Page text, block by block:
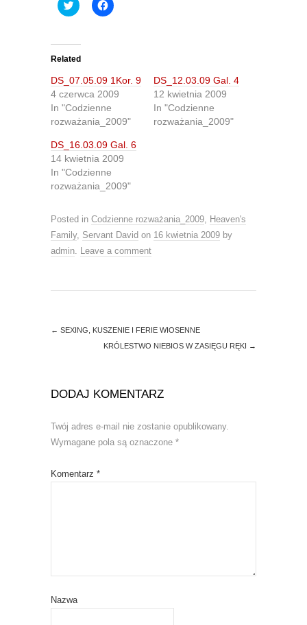
C
l
t
o
s
h
a
r
e
o
n
T
i
t
t
e
r
(
e
n
s
i
n
w
o
w
C
l
h
a
r
e
o
n
F
c
e
b
o
o
k
p
e
n
s
i
w
d
o
w
)
Related
DS_07.05.09 1Kor. 9
4 czerwca 2009
In "Codzienne
rozważania_2009"
DS_12.03.09 Gal. 4
12 kwietnia 2009
In "Codzienne
rozważania_2009"
DS_16.03.09 Gal. 6
14 kwietnia 2009
In "Codzienne
rozważania_2009"
Posted in Codzienne rozważania_2009
Heaven's
Family, Servant David on 16 kwietnia 2009 by
admin
Leave a comment
← SEXING, KUSZENIE I FERIE WIOSENNE
KRÓLESTWO NIEBIOS W ZASIĘGU RĘKI →
DODAJ KOMENTARZ
Twój adres e-mail nie zostanie opublikowany.
Wymagane pola są oznaczone *
Komentarz *
Nazwa